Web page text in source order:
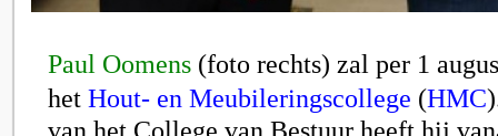
Paul Oomens (foto rechts) zal per 1
het Hout- en Meubileringscollege (HMC)
van het College van Bestuur heeft hij